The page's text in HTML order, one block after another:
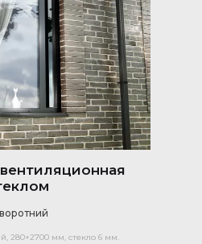
280×2700 мм, стекло 6 мм.